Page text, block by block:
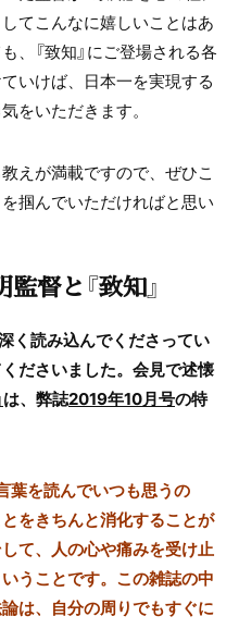
てこんなに嬉しいことはあ
、『致知』にご登場される各
いけば、日本一を実現する
をいただきます。
えが満載ですので、ぜひこ
掴んでいただければと思い
督と『致知』
く読み込んでくださってい
ださいました。会見で述懐
は、弊誌2019年10月号の特
葉を読んでいつも思うの
をきちんと消化することが
て、人の心や痛みを受け止
うことです。この雑誌の中
は、自分の周りでもすぐに